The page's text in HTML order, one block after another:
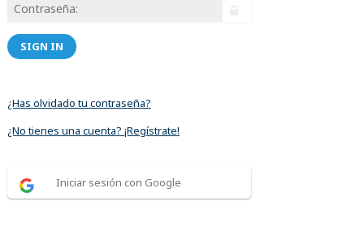
SIGN IN
¿Has olvidado tu contraseña?
¿No tienes una cuenta? ¡Regístrate!
Iniciar sesión con Google